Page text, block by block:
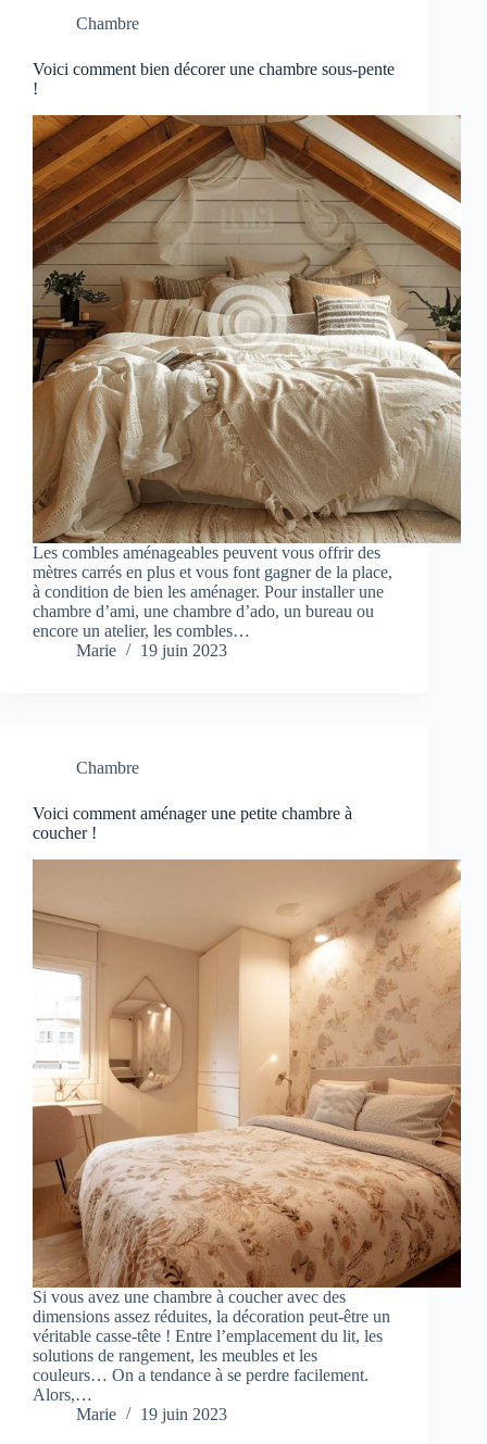
Chambre
Voici comment bien décorer une chambre sous-pente
!
Les combles aménageables peuvent vous offrir des
mètres carrés en plus et vous font gagner de la place,
à condition de bien les aménager. Pour installer une
chambre d’ami, une chambre d’ado, un bureau ou
encore un atelier, les combles…
Marie
19 juin 2023
Chambre
Voici comment aménager une petite chambre à
coucher !
Si vous avez une chambre à coucher avec des
dimensions assez réduites, la décoration peut-être un
véritable casse-tête ! Entre l’emplacement du lit, les
solutions de rangement, les meubles et les
couleurs… On a tendance à se perdre facilement.
Alors,…
Marie
19 juin 2023